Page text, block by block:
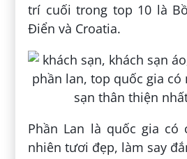
trí cuối trong top 10 là
Điển và Croatia.
Phần Lan là quốc gia có
nhiên tươi đẹp, làm say